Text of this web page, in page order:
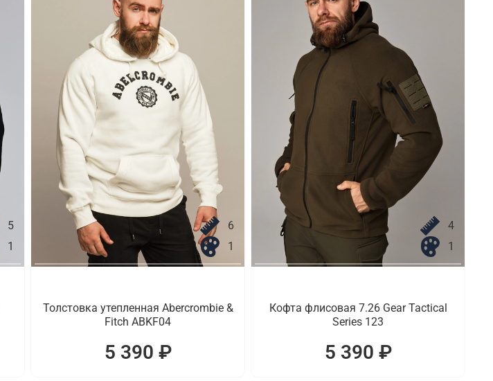
5
1
6
1
Толстовка утепленная Abercrombie &
Fitch ABKF04
5 390 ₽
4
1
Кофта флисовая 7.26 Gear Tactical
Series 123
5 390 ₽